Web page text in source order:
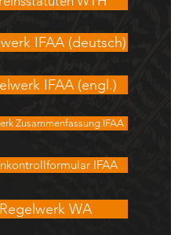
IFAA (deutsch)
IFAA (engl.)
Zusammenfassung IFAA
IFAA
Regelwerk WA